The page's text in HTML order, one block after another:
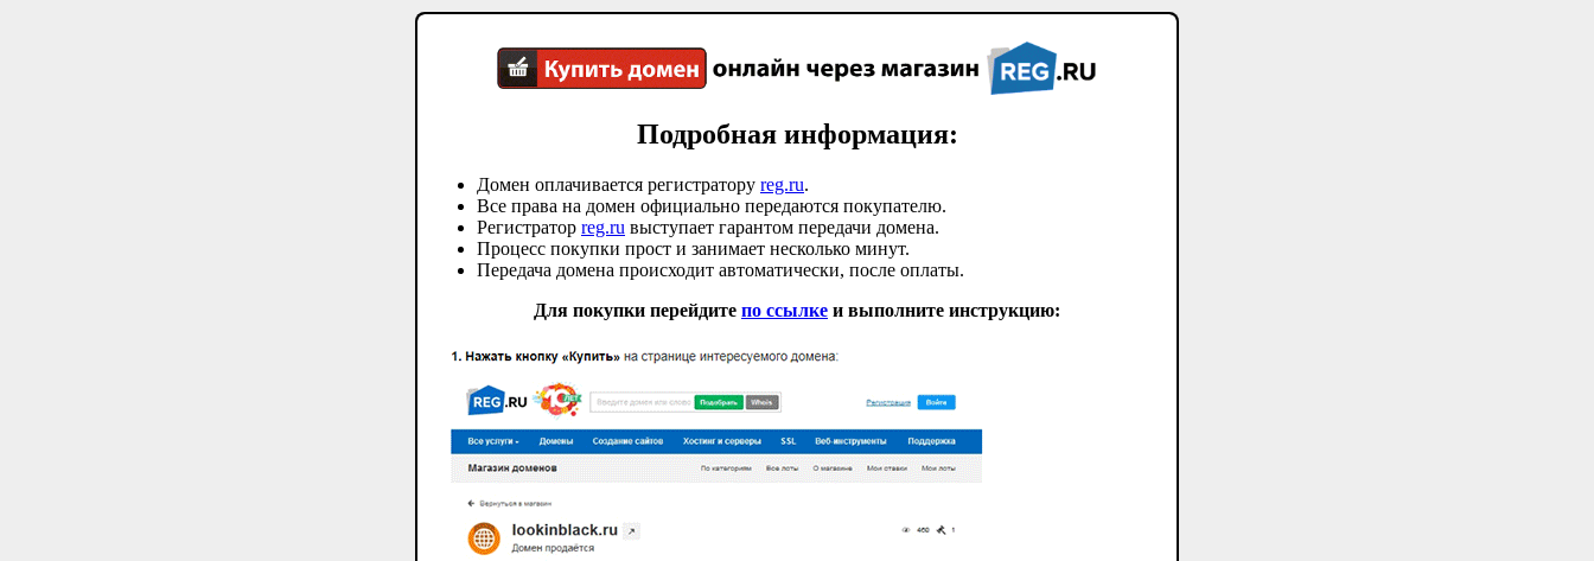
Подробная информация:
Домен оплачивается регистратору reg.ru.
Все права на домен официально передаются покупателю.
Регистратор reg.ru выступает гарантом передачи домена.
Процесс покупки прост и занимает несколько минут.
Передача домена происходит автоматически, после оплаты.
Для покупки перейдите по ссылке и выполните инструкцию: